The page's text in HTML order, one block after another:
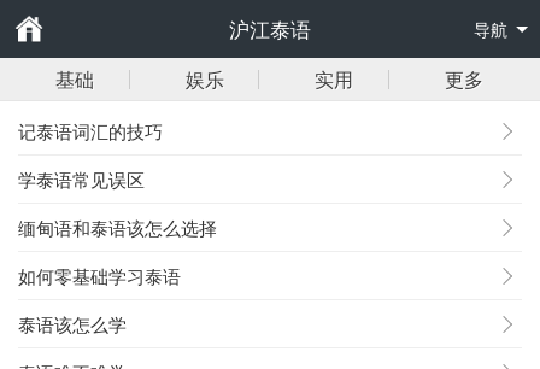
沪江泰语 导航
基础 娱乐 实用 更多
记泰语词汇的技巧
学泰语常见误区
缅甸语和泰语该怎么选择
如何零基础学习泰语
泰语该怎么学